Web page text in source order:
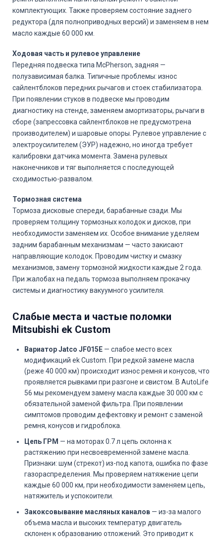
комплектующих. Также проверяем состояние заднего
редуктора (для полноприводных версий) и заменяем в нем
масло каждые 60 000 км.
Ходовая часть и рулевое управление
Передняя подвеска типа McPherson, задняя —
полузависимая балка. Типичные проблемы: износ
сайлентблоков передних рычагов и стоек стабилизатора.
При появлении стуков в подвеске мы проводим
диагностику на стенде, заменяем амортизаторы, рычаги в
сборе (запрессовка сайлентблоков не предусмотрена
производителем) и шаровые опоры. Рулевое управление с
электроусилителем (ЭУР) надежно, но иногда требует
калибровки датчика момента. Замена рулевых
наконечников и тяг выполняется с последующей
сходимостью-развалом.
Тормозная система
Тормоза дисковые спереди, барабанные сзади. Мы
проверяем толщину тормозных колодок и дисков, при
необходимости заменяем их. Особое внимание уделяем
задним барабанным механизмам — часто закисают
направляющие колодок. Проводим чистку и смазку
механизмов, замену тормозной жидкости каждые 2 года.
При жалобах на педаль тормоза выполняем прокачку
системы и диагностику вакуумного усилителя.
Слабые места и частые поломки
Mitsubishi ek Custom
Вариатор Jatco JF015E — слабое место всех
модификаций ek Custom. При редкой замене масла
(реже 40 000 км) происходит износ ремня и конусов, что
проявляется рывками при разгоне и свистом. В AutoLife
56 мы рекомендуем замену масла каждые 30 000 км с
обязательной заменой фильтра. При появлении
симптомов проводим дефектовку и ремонт с заменой
ремня, конусов и гидроблока.
Цепь ГРМ — на моторах 0.7 л цепь склонна к
растяжению при несвоевременной замене масла.
Признаки: шум (стрекот) из-под капота, ошибка по фазе
газораспределения. Мы проверяем натяжение цепи
каждые 60 000 км, при необходимости заменяем цепь,
натяжитель и успокоители.
Закоксовывание масляных каналов — из-за малого
объема масла и высоких температур двигатель
склонен к образованию отложений. Это приводит к